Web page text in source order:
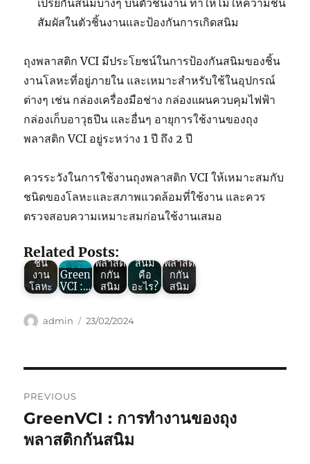
เปรย์กันสนิมบางๆ บนตัวชิ้นงาน ทำให้ไม่ให้ความชื้น
สัมผัสในตัวชิ้นงานและป้องกันการเกิดสนิม
ถุงพลาสติก VCI มีประโยชน์ในการป้องกันสนิมของชิ้น
งานโลหะที่อยู่ภายใน และเหมาะสำหรับใช้ในอุปกรณ์
ต่างๆ เช่น กล่องเครื่องมือช่าง กล่องแผนควบคุมไฟฟ้า
กล่องเก็บอาวุธปีน และอื่นๆ อายุการใช้งานของถุง
พลาสติก VCI อยู่ระหว่าง 1 ปี ถึง 2 ปี
ควรระวังในการใช้งานถุงพลาสติก VCI ให้เหมาะสมกับ
ชนิดของโลหะและสภาพแวดล้อมที่ใช้งาน และควร
ตรวจสอบความเหมาะสมก่อนใช้งานเสมอ
Related Posts:
Green
VCI :
ถุง
พลาสติ
ป้องกัน
ชิ้น
งาน
โลหะ
Green
VCI :…
Green
VCI :
ของถุง
พลาสติ
กกัน
สนิม
Green
VCI :
สนิม
คือ
อะไร?
Green
พลาสติ
กกัน
สนิม
Author
admin
Posted
23/02/2024
navigation
PREVIOUS
Previous
post:
GreenVCI : การทำงานของถุง
พลาสติกกันสนิม